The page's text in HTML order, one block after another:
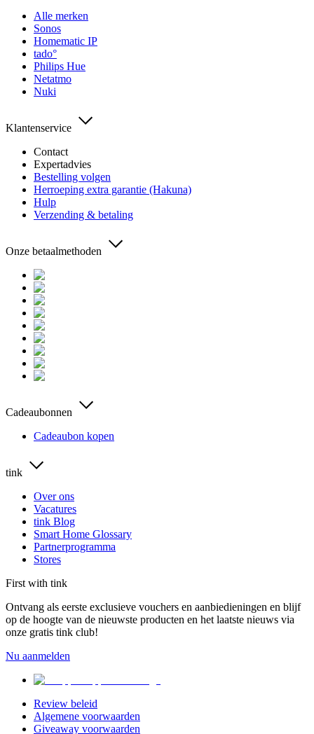
Alle merken
Sonos
Homematic IP
tado°
Philips Hue
Netatmo
Nuki
Klantenservice
Contact
Expertadvies
Bestelling volgen
Herroeping extra garantie (Hakuna)
Hulp
Verzending & betaling
Onze betaalmethoden
Cadeaubonnen
Cadeaubon kopen
tink
Over ons
Vacatures
tink Blog
Smart Home Glossary
Partnerprogramma
Stores
First with tink
Ontvang als eerste exclusieve vouchers en aanbiedieningen en blijf
op de hoogte van de nieuwste producten en het laatste nieuws via
onze gratis tink club!
Nu aanmelden
Review beleid
Algemene voorwaarden
Giveaway voorwaarden